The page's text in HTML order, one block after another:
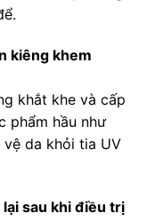
kiêng khem
khắt khe và cấp
phẩm hầu như
da khỏi tia UV
sau khi điều trị